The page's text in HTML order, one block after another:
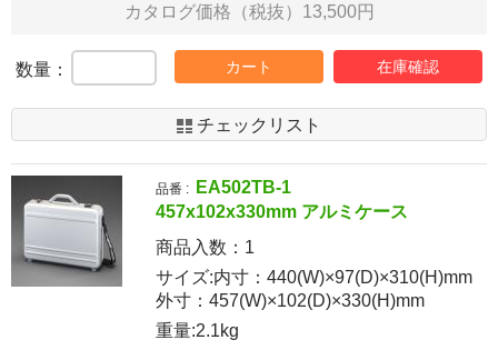
カタログ価格（税抜）13,500円
数量： カート 在庫確認
チェックリスト
品番 :
EA502TB-1
457x102x330mm アルミケース
商品入数： 1
サイズ:内寸：440(W)×97(D)×310(H)mm
外寸：457(W)×102(D)×330(H)mm
重量:2.1kg